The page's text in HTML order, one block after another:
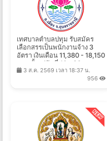
เทศบาลตําบลปทุม รับสมัคร
เลือกสรรเป็นพนักงานจ้าง 3
อัตรา เงินเดือน 11,380 - 18,150
บาท ตั้งแต่วันที่ 10 - 20 ส.ค.
25693 ส.ค. 2569 เวลา 18:37 น.
956